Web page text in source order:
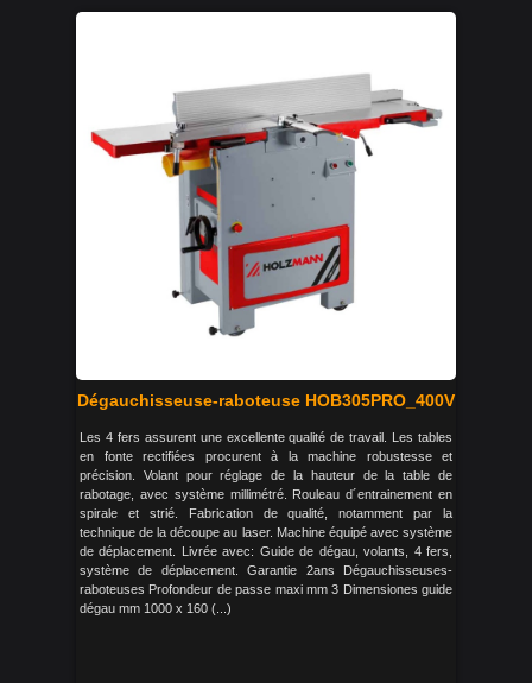
Dégauchisseuse-raboteuse HOB305PRO_400V
Les 4 fers assurent une excellente qualité de travail. Les tables
en fonte rectifiées procurent à la machine robustesse et
précision. Volant pour réglage de la hauteur de la table de
rabotage, avec système millimétré. Rouleau d´entrainement en
spirale et strié. Fabrication de qualité, notamment par la
technique de la découpe au laser. Machine équipé avec système
de déplacement. Livrée avec: Guide de dégau, volants, 4 fers,
système de déplacement. Garantie 2ans Dégauchisseuses-
raboteuses Profondeur de passe maxi mm 3 Dimensiones guide
dégau mm 1000 x 160 (...)